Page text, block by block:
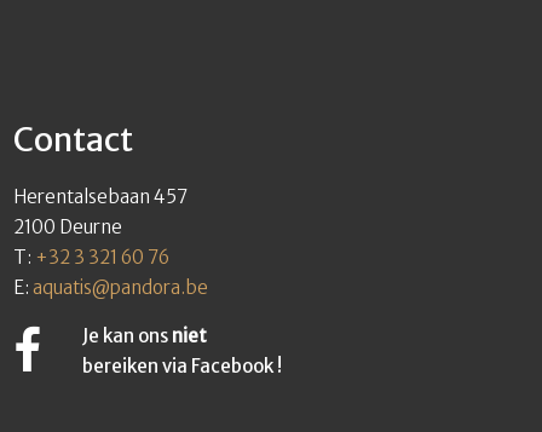
Contact
Herentalsebaan 457
2100 Deurne
T: +32 3 321 60 76
E: aquatis@pandora.be
Je kan ons niet
bereiken via Facebook !